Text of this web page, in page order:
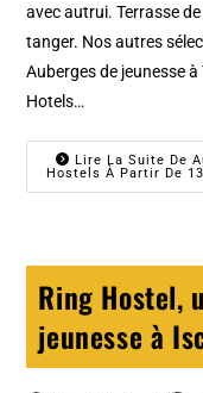
avec autrui. Terrasse
tanger. Nos autres
Auberges de jeunesse
Hotels…
Lire La Suite De
Hostels À Partir De
Ring Hostel,
jeunesse à